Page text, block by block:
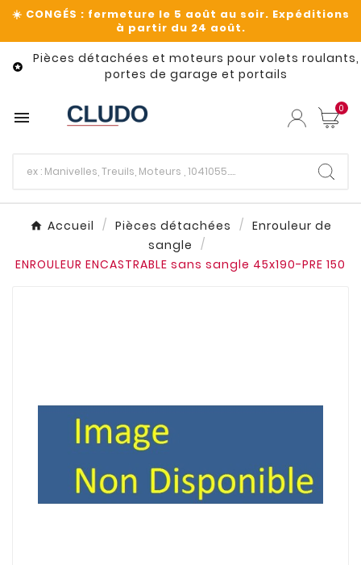

Pièces détachées et moteurs pour volets roulants,
portes de garage et portails
 0
Accueil Pièces détachées
Enrouleur de
sangle
ENROULEUR ENCASTRABLE sans sangle 45x190-PRE 150